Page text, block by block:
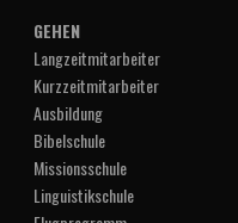
GEHEN
Langzeitmitarbeiter
Kurzzeitmitarbeiter
Ausbildung
Bibelschule
Missionsschule
Linguistikschule